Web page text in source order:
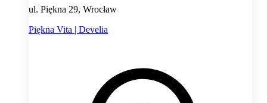
ul. Piękna 29, Wrocław
Piękna Vita | Develia